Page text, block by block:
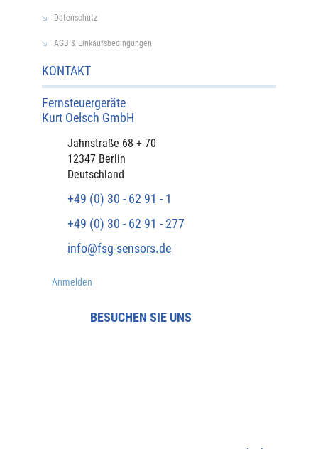
KONTAKT
Fernsteuergeräte
Kurt Oelsch GmbH​
​Jahnstraße 68 + 70
12347 Berlin
Deutschland
+49 (0) 30 - 62 91 - 1
+49 (0) 30 - 62 91 - 277
info@fsg-sensors.de
Anmelden
BESUCHEN SIE UNS
Datenschutz
AGB & Einkaufsbedingungen